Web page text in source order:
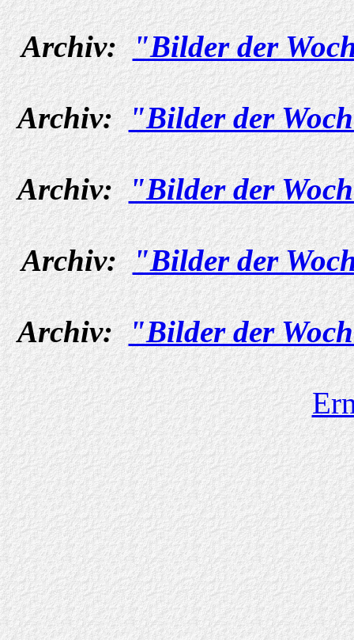
Archiv:"Bilder der
Archiv:"Bilder der
Archiv:"Bilder der
Archiv:"Bilder der
Archiv:"Bilder der